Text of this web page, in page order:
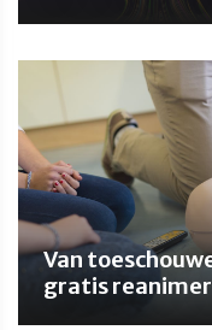
Van
gratis